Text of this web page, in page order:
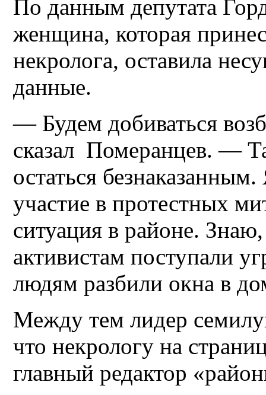
По данным депутата
женщина, которая
некролога, оставила
данные.
— Будем добиваться
сказал Померанцев. —
остаться
участие в протестных
ситуация в районе.
активистам поступали
людям разбили окна в
Между тем лидер
что некрологу на
главный редактор